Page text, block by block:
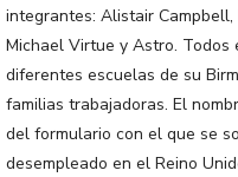
integrantes: Alistair Campbell,
Michael Virtue y Astro. Todos
diferentes escuelas de su
familias trabajadoras. El
del formulario con el que se
desempleado en el Reino